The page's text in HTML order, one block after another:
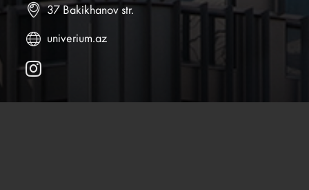
37 Bakikhanov str.
univerium.az